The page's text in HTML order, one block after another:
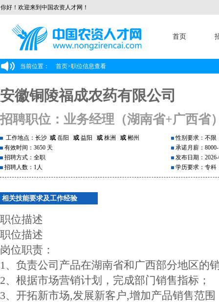
你好！欢迎来到中国农资人才网！
首页
当前位置： 首页>职位信息查看
安徽铜陵福成农药有限公司
招聘职位：业务经理（湖南省+广西省
工作地点：长沙 或 岳阳 或 益阳 或 株洲 或 郴州
有效时间：3650 天
招聘方式：全职
招聘人数：1人
性别要求：不限
承诺月薪：8000-
发布日期：
学历要求：专科
相关技能要求及工作经验
职位描述
职位描述
岗位职责：
1、负责公司产品在湖南省和广西部分地区的
2、根据市场营销计划，完成部门销售指标；
3、开拓新市场,发展新客户,增加产品销售范围